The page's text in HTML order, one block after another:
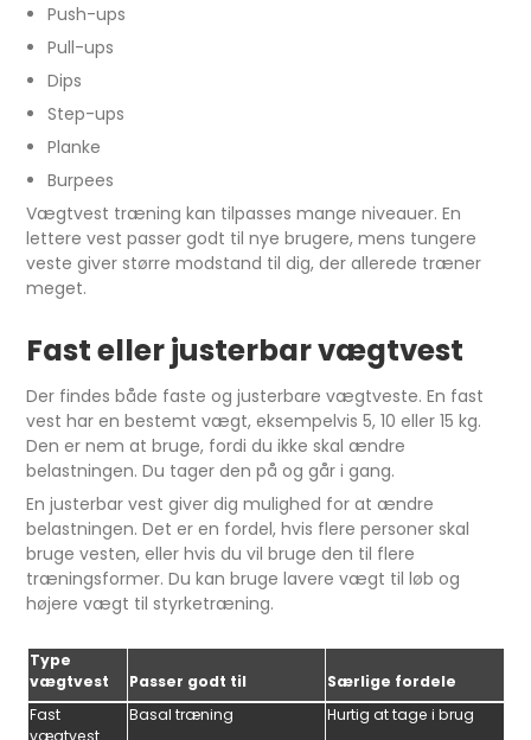
Push-ups
Pull-ups
Dips
Step-ups
Planke
Burpees
Vægtvest træning kan tilpasses mange niveauer. En
lettere vest passer godt til nye brugere, mens tungere
veste giver større modstand til dig, der allerede træner
meget.
Fast eller justerbar vægtvest
Der findes både faste og justerbare vægtveste. En fast
vest har en bestemt vægt, eksempelvis 5, 10 eller 15 kg.
Den er nem at bruge, fordi du ikke skal ændre
belastningen. Du tager den på og går i gang.
En justerbar vest giver dig mulighed for at ændre
belastningen. Det er en fordel, hvis flere personer skal
bruge vesten, eller hvis du vil bruge den til flere
træningsformer. Du kan bruge lavere vægt til løb og
højere vægt til styrketræning.
Type
vægtvest
Passer godt til
Særlige fordele
Fast
Basal træning Hurtig at tage i brug